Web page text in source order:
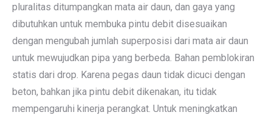
pluralitas ditumpangkan mata air daun, dan gaya yang
dibutuhkan untuk membuka pintu debit disesuaikan
dengan mengubah jumlah superposisi dari mata air daun
untuk mewujudkan pipa yang berbeda. Bahan pemblokiran
statis dari drop. Karena pegas daun tidak dicuci dengan
beton, bahkan jika pintu debit dikenakan, itu tidak
mempengaruhi kinerja perangkat. Untuk meningkatkan